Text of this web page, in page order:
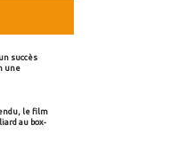
succès
une
le film
au box-